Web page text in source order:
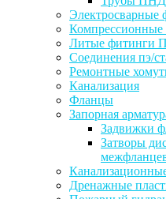
Литые фитинги
Соединения пэ/
Ремонтные
Канализация
Фланцы
Запорная
Задвижки
Затворы
Дренажные